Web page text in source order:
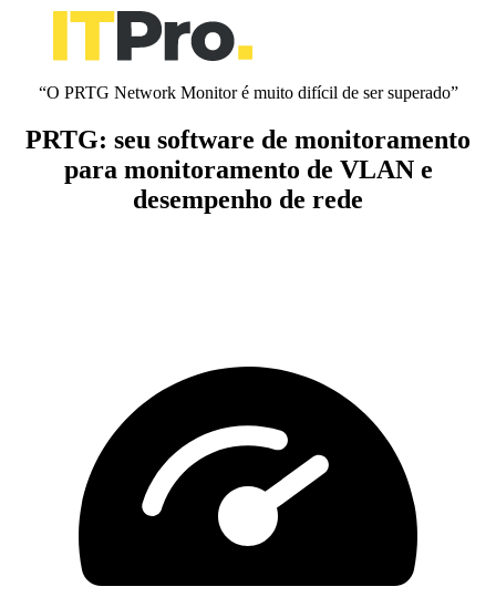
“O PRTG Network Monitor é muito difícil de ser superado”
PRTG: seu software de monitoramento
para monitoramento de VLAN e
desempenho de rede